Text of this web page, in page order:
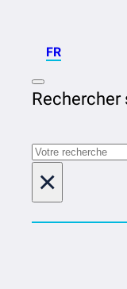
FR
Rechercher
Rechercher
×